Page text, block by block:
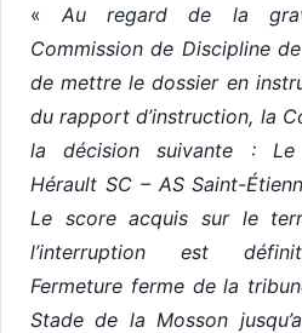
«Au regard de la
Commission de Discipline
de mettre le dossier en
du rapport d’instruction, la
la décision suivante : Le
Hérault SC – AS Saint-
Le score acquis sur le
l’interruption est
Fermeture ferme de la
Stade de la Mosson